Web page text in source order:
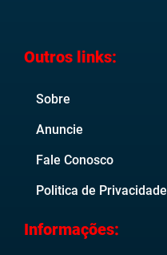
Outros links:
Sobre
Anuncie
Fale Conosco
Politica de Privacidade
Informações: